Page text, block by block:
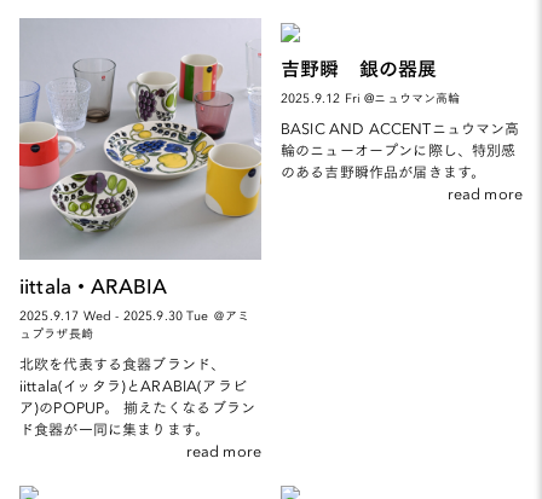
iittala・ARABIA
2025.9.17 Wed - 2025.9.30 Tue ＠アミ
ュプラザ長崎
北欧を代表する食器ブランド、
iittala(イッタラ)とARABIA(アラビ
ア)のPOPUP。 揃えたくなるブラン
ド食器が一同に集まります。
read more
吉野瞬 銀の器展
2025.9.12 Fri @ニュウマン高輪
BASIC AND ACCENTニュウマン高
輪のニューオープンに際し、特別感
のある吉野瞬作品が届きます。
read more